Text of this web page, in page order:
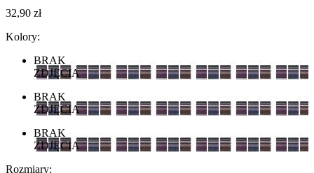
32,90 zł
Kolory:
BRAK
ZDJĘCIA
BRAK
ZDJĘCIA
BRAK
ZDJĘCIA
Rozmiary: